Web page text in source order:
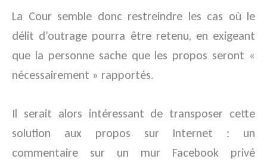
La Cour semble donc restreindre les cas où le
délit d’outrage pourra être retenu, en exigeant
que la personne sache que les propos seront «
nécessairement » rapportés.
Il serait alors intéressant de transposer cette
solution aux propos sur Internet : un
commentaire sur un mur Facebook privé